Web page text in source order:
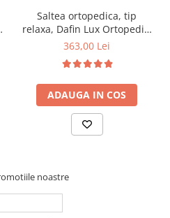
Saltea ortopedica, tip
relaxa, Dafin Lux Ortopedic,
90x200x21cm, fermitate
tip Bonell, fata vara-iarna,
sistem de aerisire cu
butoni, Salt Confort
363,00 Lei
ADAUGA IN COS
noastre